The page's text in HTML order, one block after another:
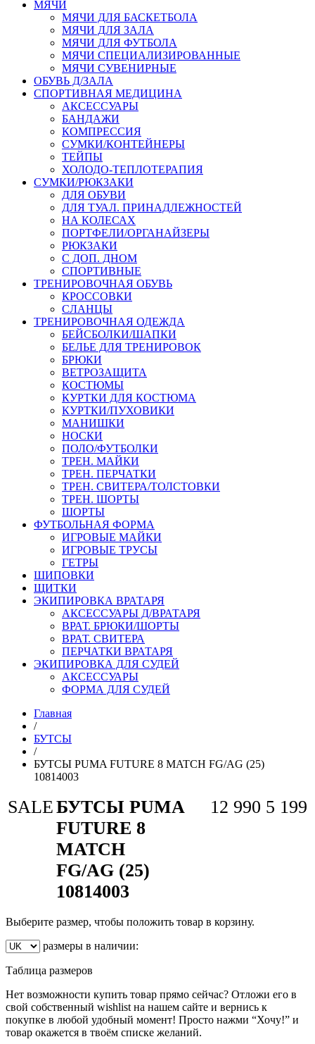
МЯЧИ
МЯЧИ ДЛЯ БАСКЕТБОЛА
МЯЧИ ДЛЯ ЗАЛА
МЯЧИ ДЛЯ ФУТБОЛА
МЯЧИ СПЕЦИАЛИЗИРОВАННЫЕ
МЯЧИ СУВЕНИРНЫЕ
ОБУВЬ Д/ЗАЛА
СПОРТИВНАЯ МЕДИЦИНА
АКСЕССУАРЫ
БАНДАЖИ
КОМПРЕССИЯ
СУМКИ/КОНТЕЙНЕРЫ
ТЕЙПЫ
ХОЛОДО-ТЕПЛОТЕРАПИЯ
СУМКИ/РЮКЗАКИ
ДЛЯ ОБУВИ
ДЛЯ ТУАЛ. ПРИНАДЛЕЖНОСТЕЙ
НА КОЛЕСАХ
ПОРТФЕЛИ/ОРГАНАЙЗЕРЫ
РЮКЗАКИ
С ДОП. ДНОМ
СПОРТИВНЫЕ
ТРЕНИРОВОЧНАЯ ОБУВЬ
КРОССОВКИ
СЛАНЦЫ
ТРЕНИРОВОЧНАЯ ОДЕЖДА
БЕЙСБОЛКИ/ШАПКИ
БЕЛЬЕ ДЛЯ ТРЕНИРОВОК
БРЮКИ
ВЕТРОЗАЩИТА
КОСТЮМЫ
КУРТКИ ДЛЯ КОСТЮМА
КУРТКИ/ПУХОВИКИ
МАНИШКИ
НОСКИ
ПОЛО/ФУТБОЛКИ
ТРЕН. МАЙКИ
ТРЕН. ПЕРЧАТКИ
ТРЕН. СВИТЕРА/ТОЛСТОВКИ
ТРЕН. ШОРТЫ
ШОРТЫ
ФУТБОЛЬНАЯ ФОРМА
ИГРОВЫЕ МАЙКИ
ИГРОВЫЕ ТРУСЫ
ГЕТРЫ
ШИПОВКИ
ЩИТКИ
ЭКИПИРОВКА ВРАТАРЯ
АКСЕССУАРЫ Д/ВРАТАРЯ
ВРАТ. БРЮКИ/ШОРТЫ
ВРАТ. СВИТЕРА
ПЕРЧАТКИ ВРАТАРЯ
ЭКИПИРОВКА ДЛЯ СУДЕЙ
АКСЕССУАРЫ
ФОРМА ДЛЯ СУДЕЙ
Главная
/
БУТСЫ
/
БУТСЫ PUMA FUTURE 8 MATCH FG/AG (25)
10814003
SALEБУТСЫ PUMA
FUTURE 8
MATCH
FG/AG (25)
10814003
12 990 5 199
Выберите размер, чтобы положить товар в корзину.
размеры в наличии:
Таблица размеров
Нет возможности купить товар прямо сейчас? Отложи его в
свой собственный wishlist на нашем сайте и вернись к
покупке в любой удобный момент! Просто нажми “Хочу!” и
товар окажется в твоём списке желаний.